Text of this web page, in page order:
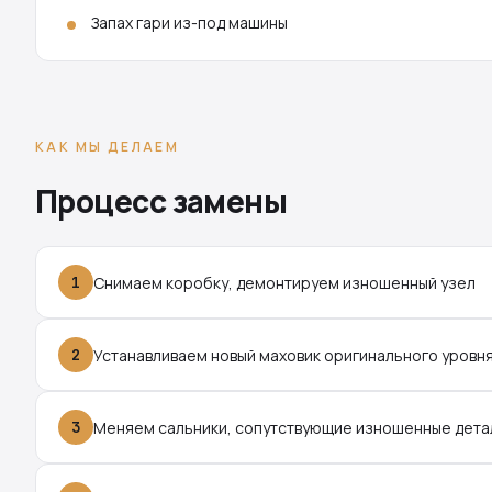
Запах гари из-под машины
КАК МЫ ДЕЛАЕМ
Процесс замены
1 Снимаем коробку, демонтируем изношенный узел
2 Устанавливаем новый маховик оригинального
3 Меняем сальники, сопутствующие изношенные